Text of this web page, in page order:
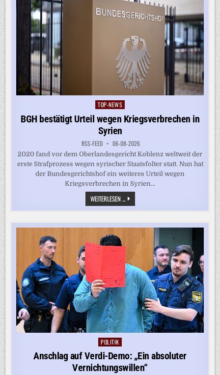
Posted
TOP-NEWS
BGH bestätigt Urteil wegen Kriegsverbrechen in
Syrien
RSS-FEED 06-08-2026
2020 fand vor dem Oberlandesgericht Koblenz weltweit der
erste Strafprozess wegen syrischer Staatsfolter statt. Nun hat
der Bundesgerichtshof ein weiteres Urteil wegen
Kriegsverbrechen in Syrien...
WEITERLESEN ... BGH
BESTÄTIGT
URTEIL
KRIEGSVERBRECHEN
IN
Posted
in
POLITIK
Anschlag auf Verdi-Demo: „Ein absoluter
Vernichtungswillen“